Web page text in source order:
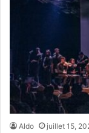
Aldo juillet 15,